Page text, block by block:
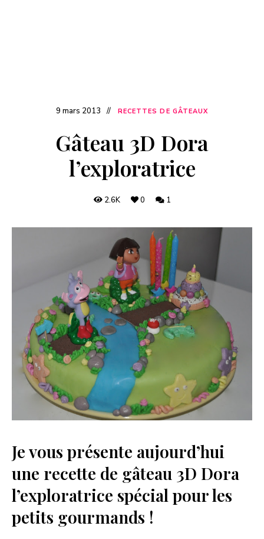
9 mars 2013 RECETTES DE GÂTEAUX
Gâteau 3D Dora
l’exploratrice
2.6K 0 1
Je vous présente aujourd’hui
une recette de gâteau 3D Dora
l’exploratrice spécial pour les
petits gourmands !